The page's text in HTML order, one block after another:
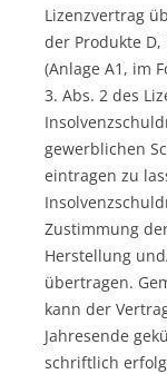
Lizenzvertrag
der Produkte D,
(Anlage A1, im
3. Abs. 2 des
gewerblichen
eintragen zu
Zustimmung
Herstellung
übertragen.
kann der
Jahresende
schriftlich